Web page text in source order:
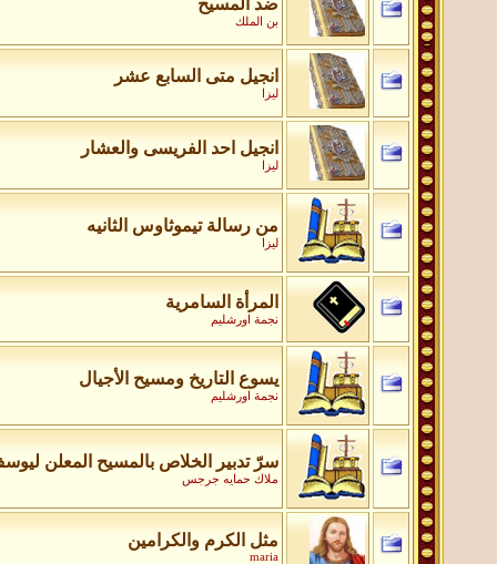
ضد المسيح
بن الملك
انجيل متى السابع عشر
ليزا
انجيل احد الفريسى والعشار
ليزا
من رسالة تيموثاوس الثانيه
ليزا
المرأة السامرية
نجمة اورشليم
يسوع التاريخ ومسيح الأجيال
نجمة اورشليم
سرّ تدبير الخلاص بالمسيح المعلن
ملاك حمايه جرجس
مثل الكرم والكرامين
maria